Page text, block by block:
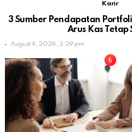
Karir
3 Sumber Pendapatan
Arus Kas Tetap
August 4, 2026, 3:29 pm